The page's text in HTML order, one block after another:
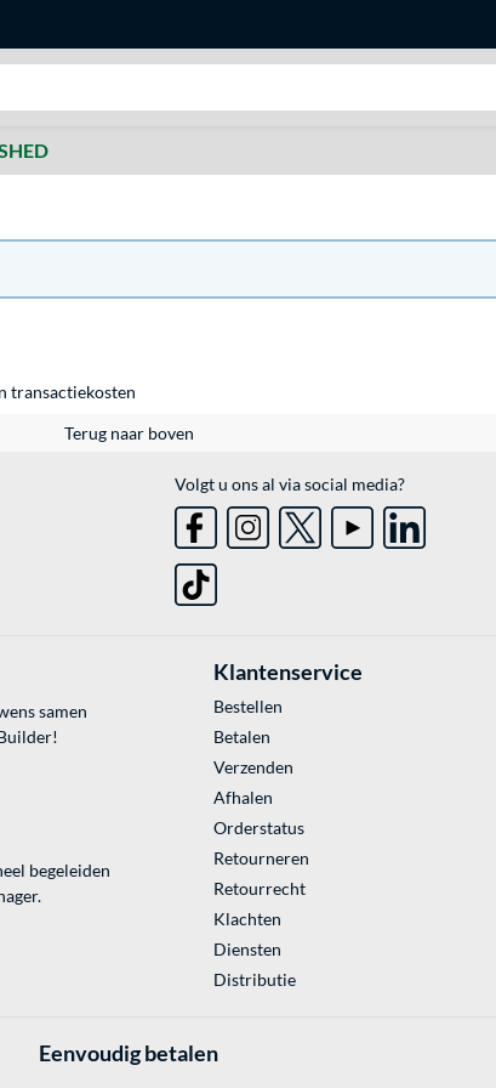
transactiekosten
Terug naar boven
Volgt u ons al via social media?
samen
begeleiden
Klantenservice
Bestellen
Betalen
Verzenden
Afhalen
Orderstatus
Retourneren
Retourrecht
Klachten
Diensten
Distributie
Eenvoudig betalen